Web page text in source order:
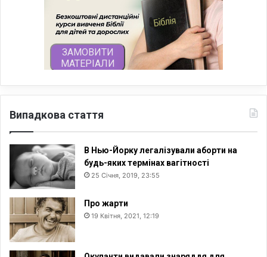
Випадкова стаття
В Нью-Йорку легалізували аборти на
будь-яких термінах вагітності
25 Січня, 2019, 23:55
Про жарти
19 Квітня, 2021, 12:19